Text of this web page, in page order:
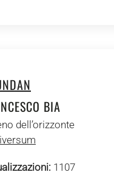
BIA
dell’orizzonte
1107